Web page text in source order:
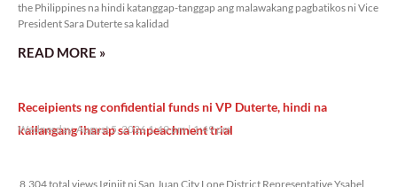
the Philippines na hindi katanggap-tanggap ang malawakang pagbatikos ni Vice
President Sara Duterte sa kalidad
READ MORE »
Receipients ng confidential funds ni VP Duterte, hindi na
kailangang iharap sa impeachment trial
Wednesday, August 5, 2026 1:49 pm 1:49 pm
8,304 total views Iginiit ni San Juan City Lone District Representative Ysabel